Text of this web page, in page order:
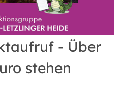
- Über
stehen